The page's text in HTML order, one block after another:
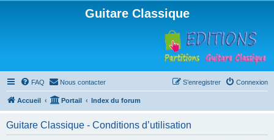
Guitare Classique
FAQ Nous contacter Connexion
S’enregistrer
Accueil Portail Index du forum
Guitare Classique - Conditions d’utilisation